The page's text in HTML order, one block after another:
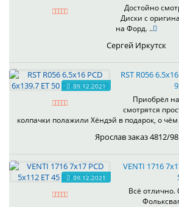
Достойно
Диски с
на Форд. ..
Сергей Иркутск
09.12.2021
RST R056
Приобрёл
смотрятся
колпачки полажили Хёндэй в подарок, о
Ярослав заказ 4812/98
09.12.2021
VENTI 1716
Всё отлично.